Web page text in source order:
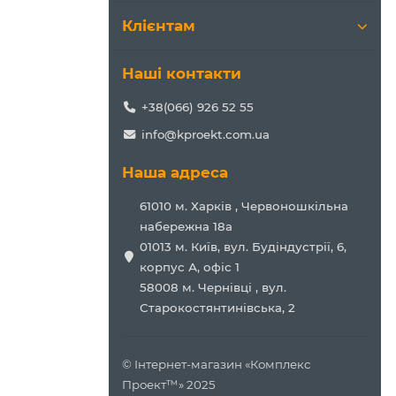
Клієнтам
Наші контакти
+38(066) 926 52 55
info@kproekt.com.ua
Наша адреса
61010 м. Харків , Червоношкільна
набережна 18а
01013 м. Київ, вул. Будіндустрії, 6,
корпус А, офіс 1
58008 м. Чернівці , вул.
Старокостянтинівська, 2
© Інтернет-магазин «Комплекс
Проект™» 2025